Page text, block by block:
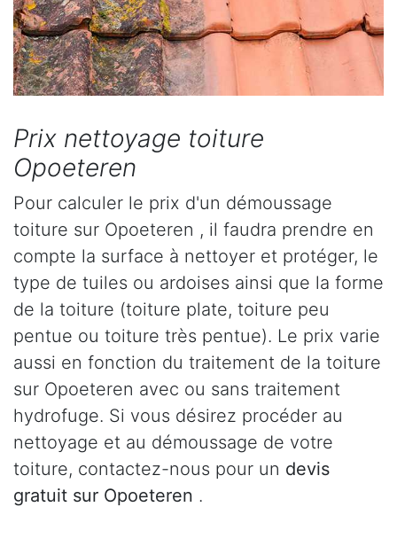
Prix nettoyage toiture
Opoeteren
Pour calculer le prix d'un démoussage
toiture sur Opoeteren , il faudra prendre en
compte la surface à nettoyer et protéger, le
type de tuiles ou ardoises ainsi que la forme
de la toiture (toiture plate, toiture peu
pentue ou toiture très pentue). Le prix varie
aussi en fonction du traitement de la toiture
sur Opoeteren avec ou sans traitement
hydrofuge. Si vous désirez procéder au
nettoyage et au démoussage de votre
toiture, contactez-nous pour un devis
gratuit sur Opoeteren .